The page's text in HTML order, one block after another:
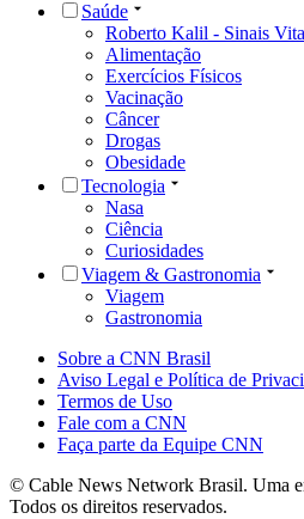
Saúde
Roberto Kalil - Sinais
Alimentação
Exercícios Físicos
Vacinação
Câncer
Drogas
Obesidade
Tecnologia
Nasa
Ciência
Curiosidades
Viagem & Gastronomia
Viagem
Gastronomia
Sobre a CNN Brasil
Aviso Legal e Política de
Termos de Uso
Fale com a CNN
Faça parte da Equipe CNN
© Cable News Network Brasil. Uma
Todos os direitos reservados.